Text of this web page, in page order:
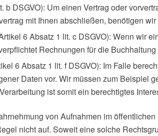
b DSGVO): Um einen Vertrag oder
mit Ihnen abschließen, benötigen
6 Absatz 1 lit. c DSGVO): Wenn wir
Rechnungen für die
6 Absatz 1 lit. f DSGVO): Im Falle
Daten vor. Wir müssen zum Beispiel
ist somit ein berechtigtes
von Aufnahmen im
nicht auf. Soweit eine solche